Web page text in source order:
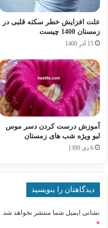
علت افزایش خطر سکته قلبی در
زمستان 1400 چیست
15 آذر 1400
آموزش درست کردن دسر موس
لبو ویژه شب های زمستان
6 دی 1399
دیدگاهتان را بنویسید
نشانی ایمیل شما منتشر نخواهد شد.
*